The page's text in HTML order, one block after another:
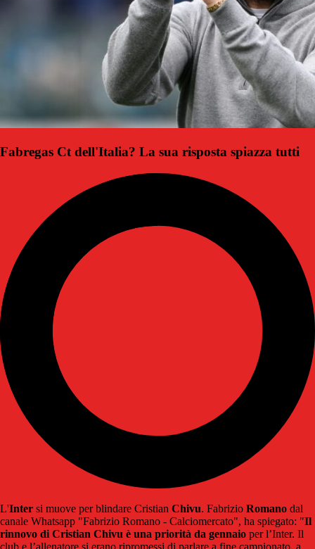
Fabregas Ct dell'Italia? La sua risposta spiazza tutti
L'Inter si muove per blindare Cristian Chivu. Fabrizio Romano dal
canale Whatsapp "Fabrizio Romano - Calciomercato", ha spiegato: "Il
rinnovo di Cristian Chivu è una priorità da gennaio per l’Inter. Il
club e l’allenatore si erano ripromessi di parlare a fine campionato, a